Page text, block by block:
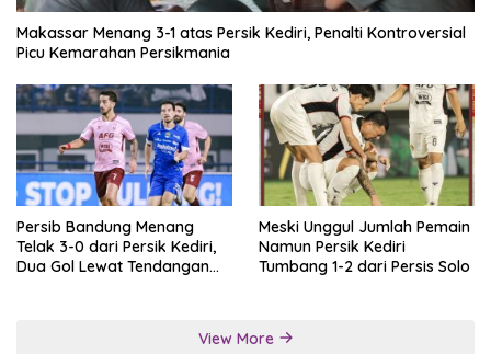
Makassar Menang 3-1 atas Persik Kediri, Penalti Kontroversial
Picu Kemarahan Persikmania
Persib Bandung Menang
Telak 3-0 dari Persik Kediri,
Dua Gol Lewat Tendangan
Meski Unggul Jumlah Pemain
Namun Persik Kediri
Tumbang 1-2 dari Persis Solo
View More